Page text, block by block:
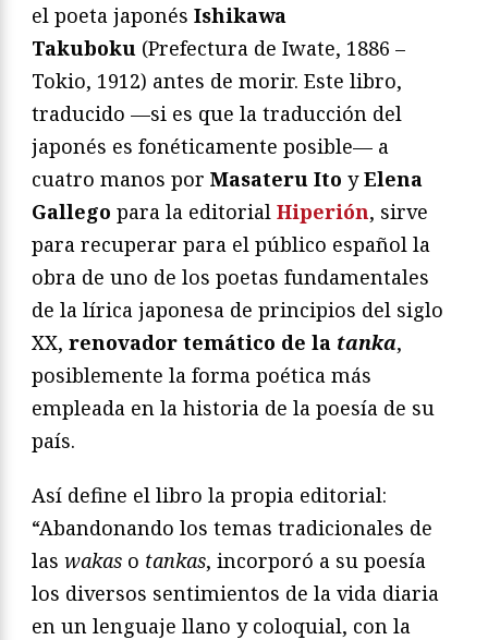
el poeta japonés Ishikawa
Takuboku (Prefectura de Iwate, 1886 –
Tokio, 1912) antes de morir. Este libro,
traducido —si es que la traducción del
japonés es fonéticamente posible— a
cuatro manos por Masateru Ito yElena
Gallego para la editorial Hiperión, sirve
para recuperar para el público español la
obra de uno de los poetas fundamentales
de la lírica japonesa de principios del siglo
XX, renovador temático de la tanka,
posiblemente la forma poética más
empleada en la historia de la poesía de su
país.
Así define el libro la propia editorial:
“Abandonando los temas tradicionales de
las wakas o tankas, incorporó a su poesía
los diversos sentimientos de la vida diaria
en un lenguaje llano y coloquial, con la